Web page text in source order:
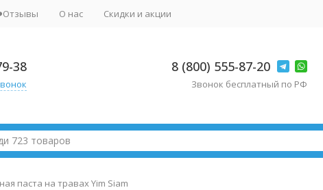
О нас Скидки и акции
38 8 (800) 555-87-20
Звонок бесплатный по РФ
паста на травах Yim Siam